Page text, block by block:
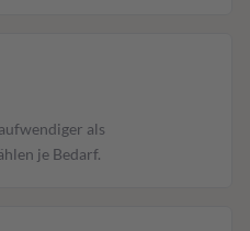
als
je Bedarf.